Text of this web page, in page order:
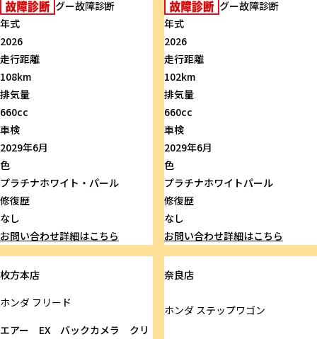
グー故障診断
年式
2026
走行距離
108km
排気量
660cc
車検
2029年6月
色
プラチナホワイト・パール
修復歴
なし
お問い合わせ詳細はこちら
グー故障診断
年式
2026
走行距離
102km
排気量
660cc
車検
2029年6月
色
プラチナホワイトパール
修復歴
なし
お問い合わせ詳細はこちら
枚方本店
ホンダ フリード
エアー EX バックカメラ クリ
奈良店
ホンダステップワゴン